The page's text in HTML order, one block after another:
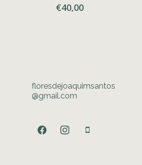
€40,00
floresdejoaquimsantos
@gmail.com
facebookinstagrammobile